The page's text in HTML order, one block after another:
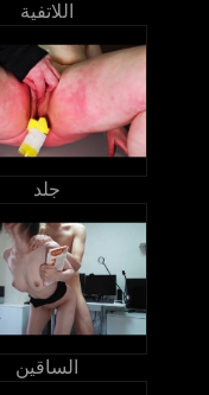
اللاتفية
جلد
الساقين